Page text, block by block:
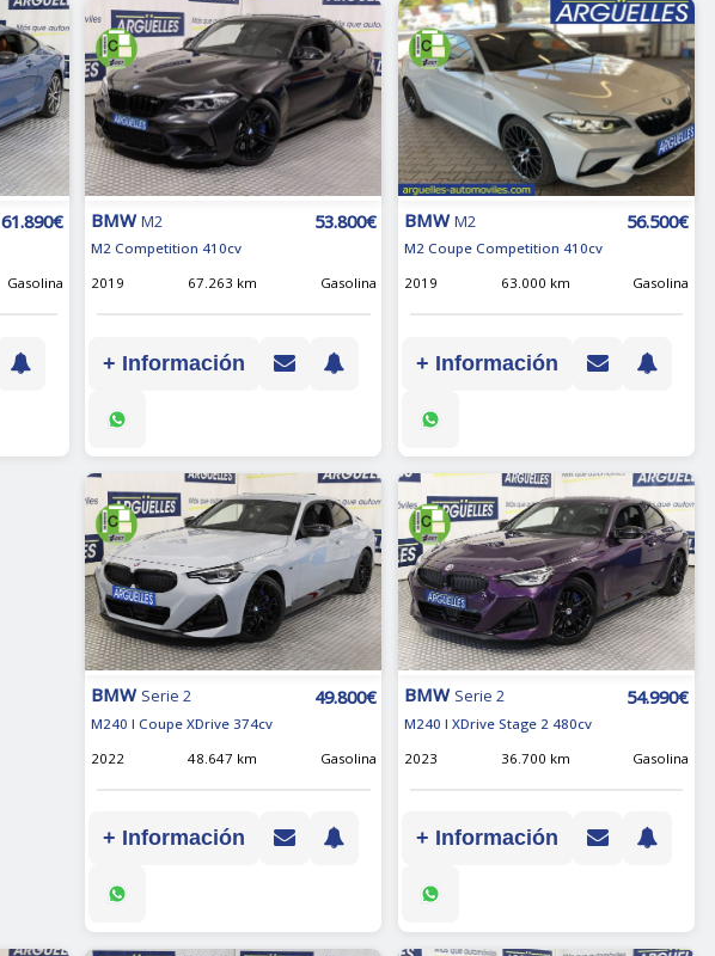
61.890€
Gasolina
BMW M2 53.800€
M2 Competition 410cv
2019
67.263 km Gasolina
+ Información
BMW M2 56.500€
M2 Coupe Competition 410cv
2019
63.000 km Gasolina
+ Información
BMW Serie 2 49.800€
M240 I Coupe XDrive 374cv
2022
48.647 km Gasolina
+ Información
BMW Serie 2 54.990€
M240 I XDrive Stage 2 480cv
2023
36.700 km Gasolina
+ Información